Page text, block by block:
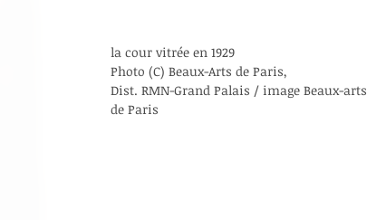
la cour vitrée en 1929
Photo (C) Beaux-Arts de Paris,
Dist. RMN-Grand Palais / image Beaux-arts
de Paris